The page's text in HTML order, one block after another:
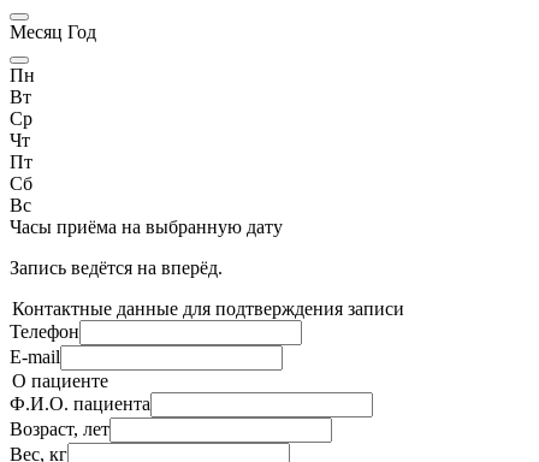
Месяц Год
Пн
Вт
Ср
Чт
Пт
Сб
Вс
Часы приёма на выбранную дату
Запись ведётся на вперёд.
Контактные данные для подтверждения записи
Телефон
E-mail
О пациенте
Ф.И.О. пациента
Возраст, лет
Вес, кг